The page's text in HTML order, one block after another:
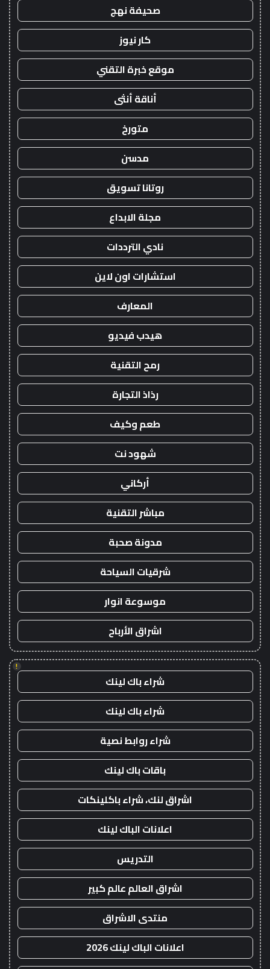
صحيفة نهج
كار نيوز
موقع خبرة التقني
أناقة أنثى
متورخ
مدسن
روتانا تسويق
مجلة الابداع
نادي الترددات
استشارات اون لاين
المعارف
هيدب فيديو
رمح التقنية
رذاذ التجارة
طعم وكيف
شهود نت
أركاني
مباشر التقنية
مدونة صحبة
شرقيات السياحة
موسوعة انوار
اشراق الأرباح
!
شراء باك لينك
شراء باك لينك
شراء روابط نصية
باقات باك لينك
اشراق لنك، شراء باكلينكات
اعلانات الباك لينك
التدريس
اشراق العالم عالم كبير
منتدى الاشراق
اعلانات الباك لينك 2026